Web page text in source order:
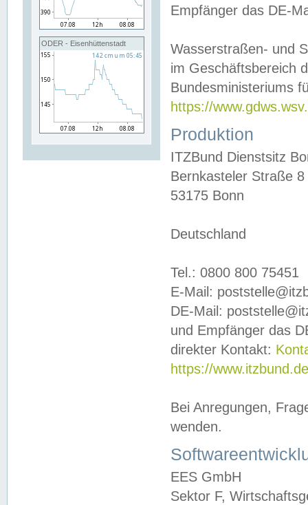
ODER - Eisenhüttenstadt
Empfänger das DE-
Wasserstraßen- und
im Geschäftsbereich
Bundesministeriums
https://
Produktion
ITZBund Dienstsitz
Bernkasteler Straße 8
53175 Bonn
Deutschland
Tel.: 0800 800 75451
E-Mail:
DE-Mail:
und Empfänger das
direkter Kontakt:
https://
Bei Anregungen,
wenden.
EES GmbH
Sektor F,